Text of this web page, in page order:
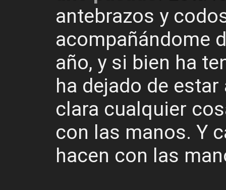
antebrazos y
acompañándome
año, y si bien ha
ha dejado de
clara cualquier
con las manos. Y
hacen con las